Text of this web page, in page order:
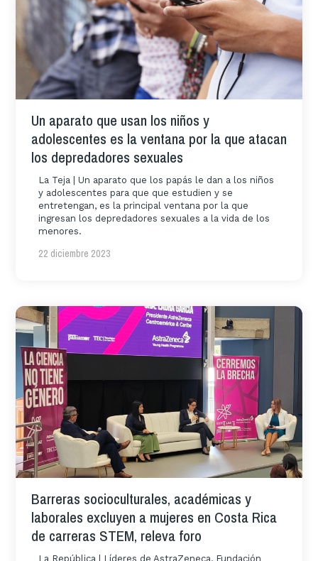
Un aparato que usan los niños y
adolescentes es la ventana por la que atacan
los depredadores sexuales
La Teja | Un aparato que los papás le dan a los niños
y adolescentes para que que estudien y se
entretengan, es la principal ventana por la que
ingresan los depredadores sexuales a la vida de los
menores.
22 diciembre 2023
Barreras socioculturales, académicas y
laborales excluyen a mujeres en Costa Rica
de carreras STEM, releva foro
La República | Líderes de AstraZeneca, Fundación